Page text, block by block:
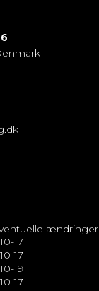
ændringer
10-17
10-17
10-19
10-17